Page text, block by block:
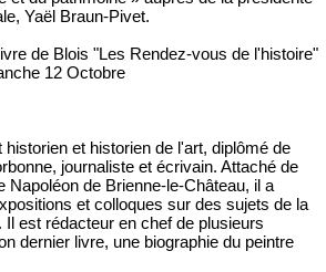
Yaël Braun-Pivet.
de Blois "Les Rendez-vous de l'histoire"
12 Octobre
et historien de l'art, diplômé de
journaliste et écrivain. Attaché de
Napoléon de Brienne-le-Château, il a
et colloques sur des sujets de la
Il est rédacteur en chef de plusieurs
dernier livre, une biographie du peintre